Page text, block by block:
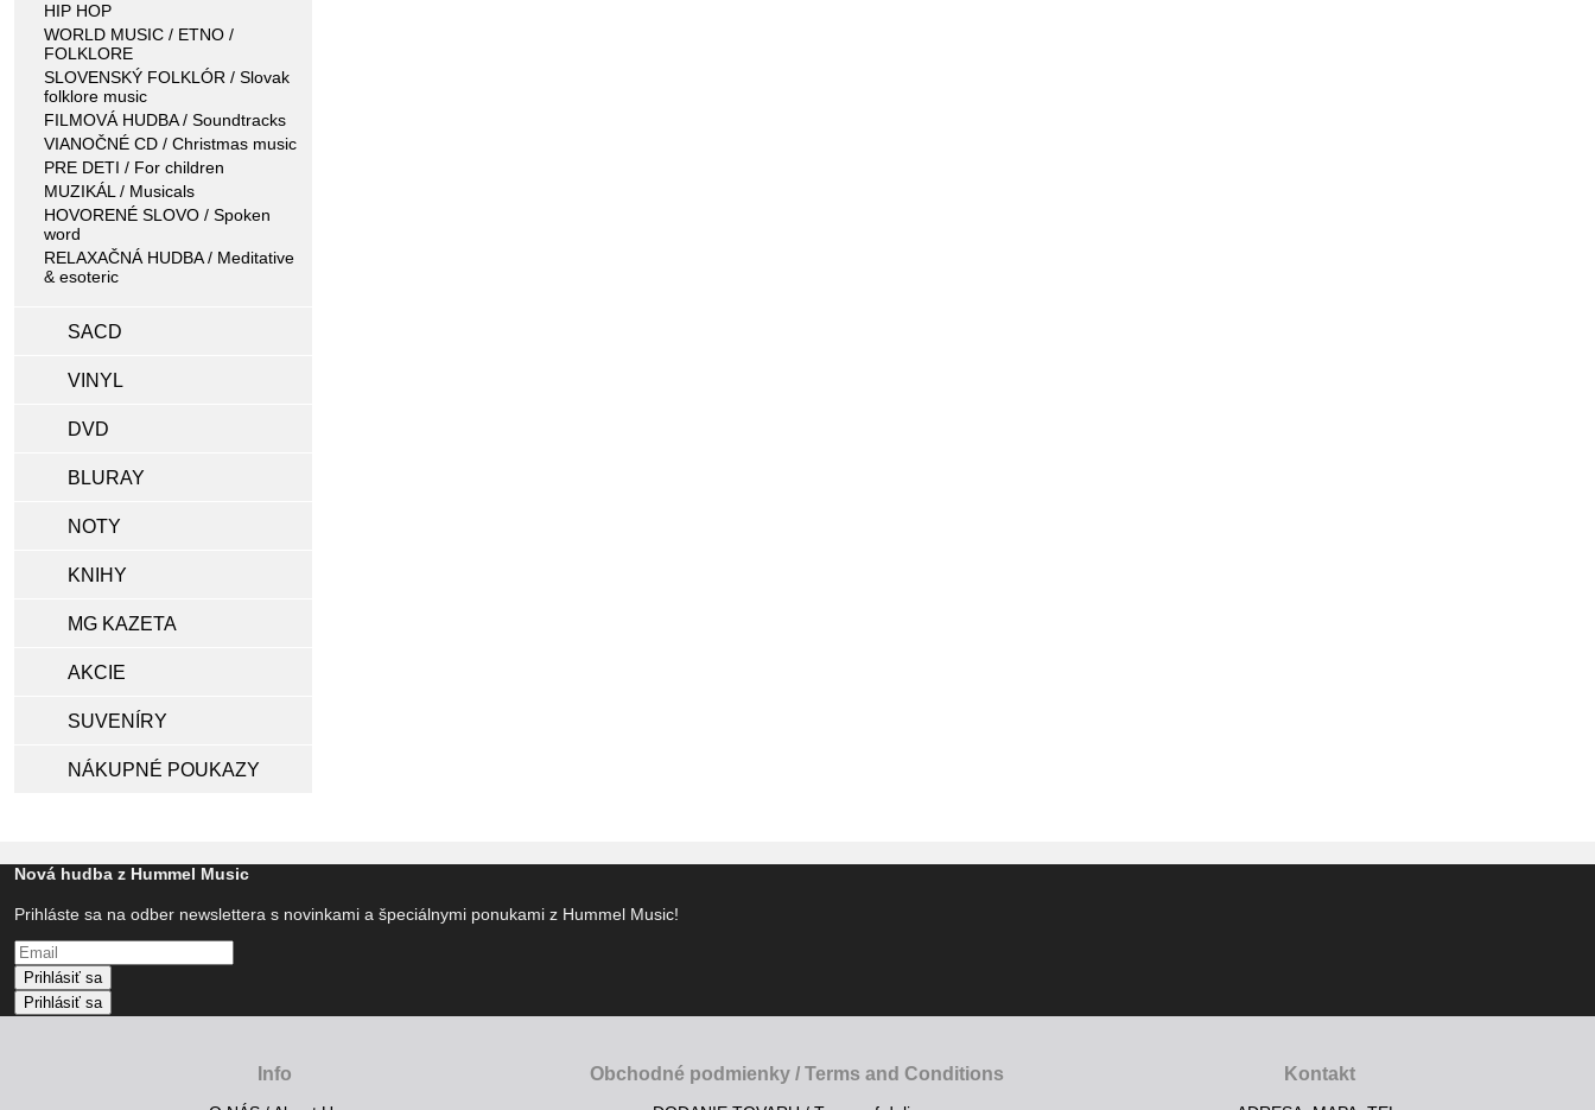
HIP HOP
WORLD MUSIC / ETNO /
FOLKLORE
SLOVENSKÝ FOLKLÓR / Slovak
folklore music
FILMOVÁ HUDBA / Soundtracks
VIANOČNÉ CD / Christmas music
PRE DETI / For children
MUZIKÁL / Musicals
HOVORENÉ SLOVO / Spoken
word
RELAXAČNÁ HUDBA / Meditative
& esoteric
SACD
VINYL
DVD
BLURAY
NOTY
KNIHY
MG KAZETA
AKCIE
SUVENÍRY
NÁKUPNÉ POUKAZY
Nová hudba z Hummel Music
Prihláste sa na odber newslettera s novinkami a špeciálnymi ponukami z Hummel Music!
Prihlásiť sa
Prihlásiť sa
Info Obchodné podmienky / Terms and Conditions Kontakt